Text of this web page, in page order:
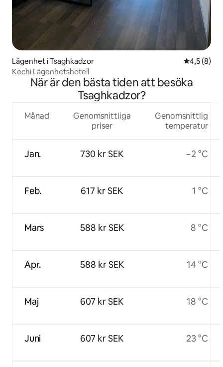
Lägenhet i Tsaghkadzor 4,5 av 5 i
4,5 (8)
Kechi Lägenhetshotell
När är den bästa tiden att besöka
Tsaghkadzor?
Månad
Jan.
Feb.
Mars
Apr.
Maj
Juni
Genomsnittliga
priser
730 kr SEK
617 kr SEK
588 kr SEK
588 kr SEK
607 kr SEK
607 kr SEK
Genomsnittlig
temperatur
−2 °C
1 °C
8 °C
14 °C
18 °C
23 °C